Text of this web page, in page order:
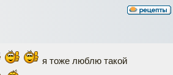
я тоже люблю такой